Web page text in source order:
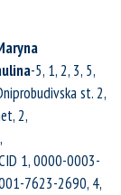
-5, 1, 2, 3, 5,
st. 2,
2,
1, 0000-0003-
7623-2690, 4,